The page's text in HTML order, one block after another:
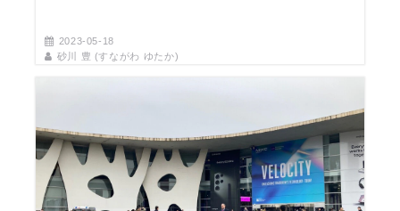
2023-05-18
砂川 豊 (すながわ ゆたか)